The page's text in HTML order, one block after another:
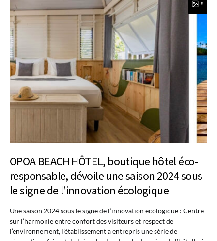
9
OPOA BEACH HÔTEL, boutique hôtel éco-
responsable, dévoile une saison 2024 sous
le signe de l’innovation écologique
Une saison 2024 sous le signe de l’innovation écologique : Centré
sur l’harmonie entre confort des visiteurs et respect de
l’environnement, l’établissement a entrepris une série de